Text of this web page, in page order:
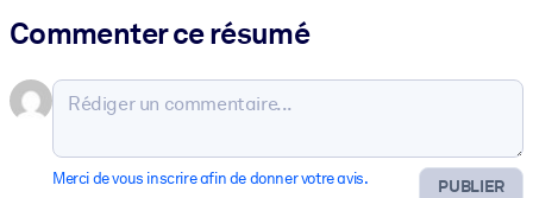
Commenter ce résumé
PUBLIER
Merci de vous inscrire afin de donner votre avis.